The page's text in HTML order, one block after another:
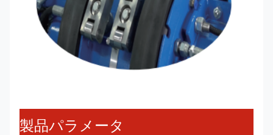
製品パラメータ